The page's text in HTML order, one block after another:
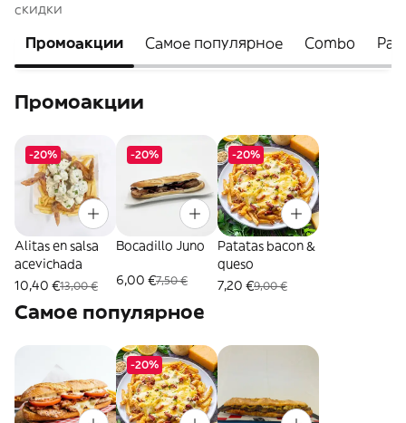
скидки
Промоакции Самое популярное Combo
Промоакции
-20%
Alitas en salsa
acevichada
10,40 €13,00 €
-20%
Bocadillo Juno
6,00 €7,50 €
-20%
Patatas bacon &
queso
7,20 €9,00 €
Самое популярное
-20%